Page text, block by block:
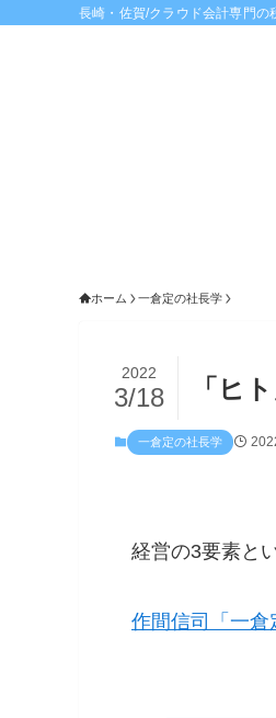
長崎・佐賀/クラウド会計専門の
ホーム 一倉定の社長学
「ヒ
2022
3/18
一倉定の社長学
経営の3要素と
作間信司「一倉